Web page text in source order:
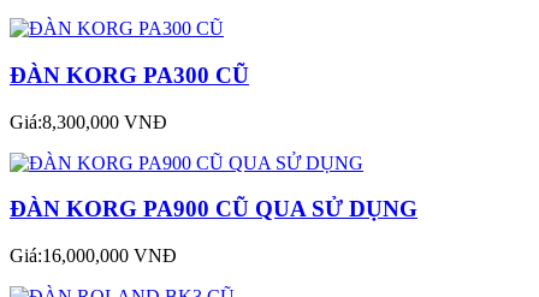
ĐÀN KORG PA300 CŨ
Giá:8,300,000 VNĐ
ĐÀN KORG PA900 CŨ QUA SỬ DỤNG
Giá:16,000,000 VNĐ